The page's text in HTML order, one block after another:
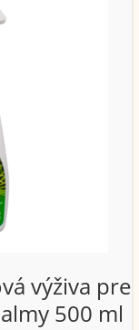
výživa pre
500 ml